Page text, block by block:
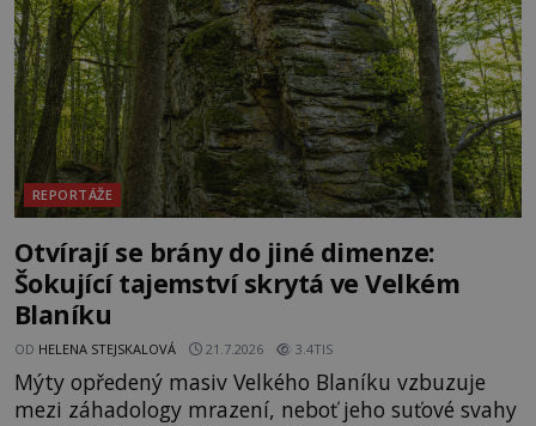
temných útrobách střeží monumentální
REPORTÁŽE
Otvírají se brány do jiné dimenze:
Šokující tajemství skrytá ve Velkém
Blaníku
OD HELENA STEJSKALOVÁ 21.7.2026 3.4TIS
Mýty opředený masiv Velkého Blaníku vzbuzuje
mezi záhadology mrazení, neboť jeho suťové svahy